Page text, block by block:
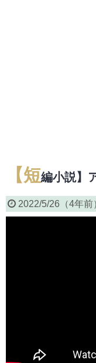
【短編小説】
2022/5/26 （4年前